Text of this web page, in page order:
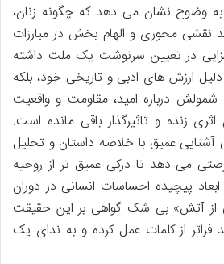
به وضوح نشان می دهد که چگونه زنان،
نقشی محوری و الهام بخش در مبارزات
در تعیین سرنوشت یک ملت داشته
دلیل ارزش های ادبی و تاریخی خود، بلکه
درباره امید، مقاومت و واقعیت
زنده و تاثیرگذار باقی مانده است.
آشنایی عمیق با خلاصه داستان و تحلیل
می دهد تا درکی عمیق تر از روحیه
پیچیده احساسات انسانی در دوران
از آتش» بی شک گواهی بر این حقیقت
فراتر از کلمات عمل کرده و به ندای یک